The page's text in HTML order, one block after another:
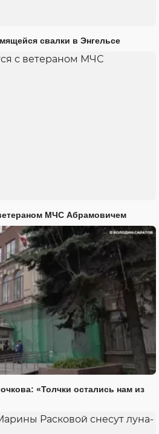
свалки в Энгельсе
МЧС Абрамовичем
«Толчки остались нам из